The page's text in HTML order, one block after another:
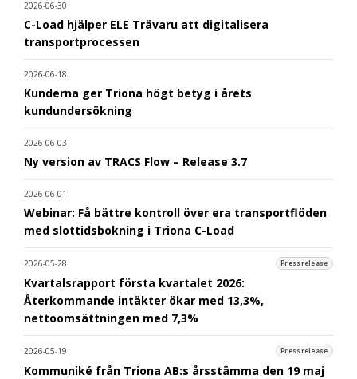
2026-06-30
C-Load hjälper ELE Trävaru att digitalisera
transportprocessen
2026-06-18
Kunderna ger Triona högt betyg i årets
kundundersökning
2026-06-03
Ny version av TRACS Flow – Release 3.7
2026-06-01
Webinar: Få bättre kontroll över era transportflöden
med slottidsbokning i Triona C-Load
2026-05-28 Pressrelease
Kvartalsrapport första kvartalet 2026:
Återkommande intäkter ökar med 13,3%,
nettoomsättningen med 7,3%
2026-05-19 Pressrelease
Kommuniké från Triona AB:s årsstämma den 19 maj